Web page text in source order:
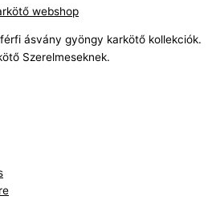
ásvány gyöngy karkötő kollekciók.
Szerelmeseknek.